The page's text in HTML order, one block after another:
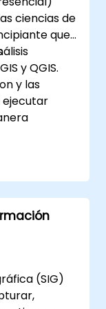
ciencias de
que
y QGIS.
y las
datos en
Arcpy y
de trabajo
(SIG)